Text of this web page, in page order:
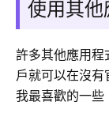
使用其
許多其他應用
戶就可以在沒
我最喜歡的一些